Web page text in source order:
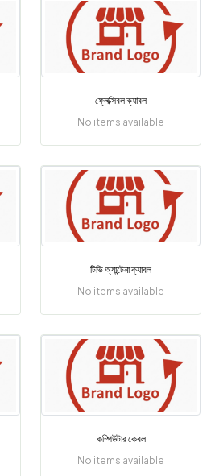
ফ্লেক্সিবল ক্যাবল
No items available
টিভি অ্যান্টেনা ক্যাবল
No items available
কম্পিউটার কেবল
No items available